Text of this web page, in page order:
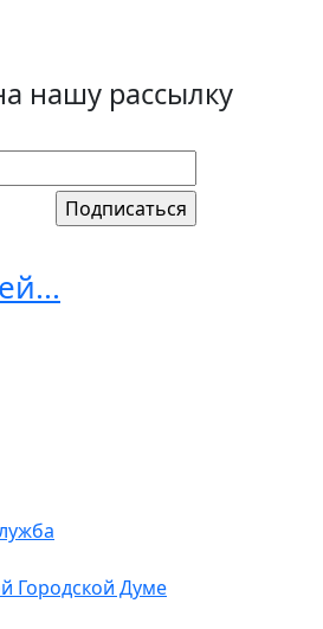
нашу рассылку
Городской Думе